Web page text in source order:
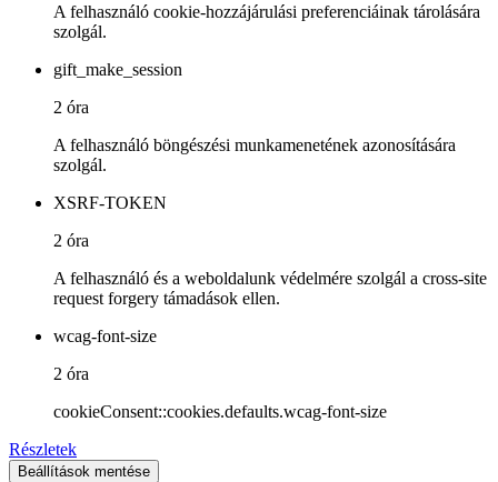
A felhasználó cookie-hozzájárulási preferenciáinak tárolására
szolgál.
gift_make_session
2 óra
A felhasználó böngészési munkamenetének azonosítására
szolgál.
XSRF-TOKEN
2 óra
A felhasználó és a weboldalunk védelmére szolgál a cross-site
request forgery támadások ellen.
wcag-font-size
2 óra
cookieConsent::cookies.defaults.wcag-font-size
Részletek
Beállítások mentése